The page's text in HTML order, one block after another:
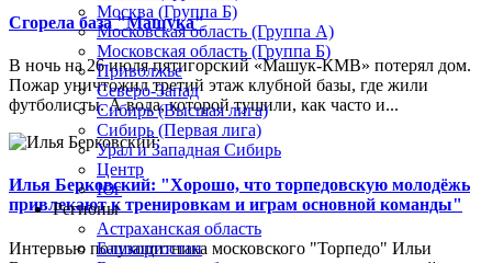
Сгорела база "Машука"
В ночь на 26 июля пятигорский «Машук-КМВ» потерял дом.
Пожар уничтожил третий этаж клубной базы, где жили
футболисты. А вода, которой тушили, как часто и...
Илья Берковский: "Хорошо, что торпедовскую молодёжь
привлекают к тренировкам и играм основной команды"
Интервью полузащитника московского "Торпедо" Ильи
Москва (Группа Б)
Московская область (Группа А)
Московская область (Группа Б)
Приволжье
Северо-Запад
Сибирь (Высшая лига)
Сибирь (Первая лига)
Урал и Западная Сибирь
Центр
Юг
Регионы
Астраханская область
Башкортостан